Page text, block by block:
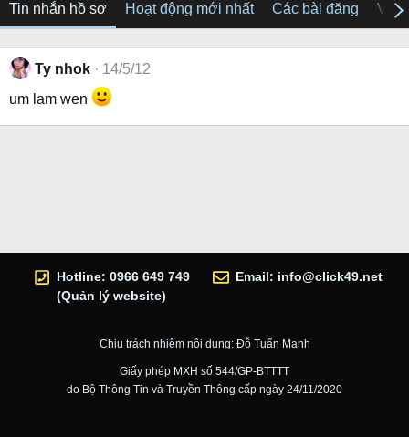
Tin nhắn hồ sơ Hoạt động mới nhất Các bài đăng Về
Ty nhok
14/5/12
um lam wen
Hotline: 0966 649 749
(Quản lý website)
Email: info@click49.net
Chịu trách nhiệm nội dung: Đỗ Tuấn Mạnh
Giấy phép MXH số 544/GP-BTTTT
do Bộ Thông Tin và Truyền Thông cấp ngày 24/11/2020